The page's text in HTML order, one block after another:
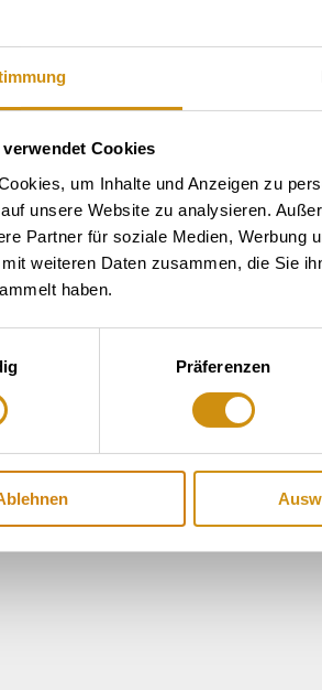
verwendet Cookies
um Inhalte und Anzeigen zu
unsere Website zu analysieren.
Partner für soziale Medien, Werbung
weiteren Daten zusammen, die Sie
haben.
Präferenzen